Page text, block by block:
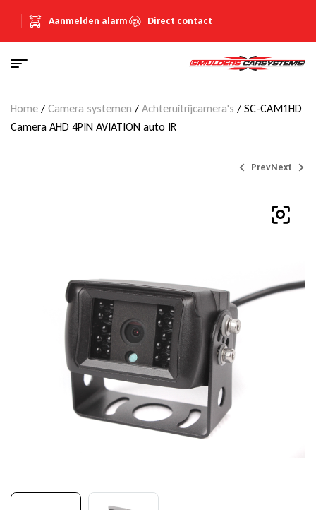
Aanmelden alarm Direct contact
Home / Camera systemen / Achteruitrijcamera's / SC-CAM1HD
Camera AHD 4PIN AVIATION auto IR
PrevNext